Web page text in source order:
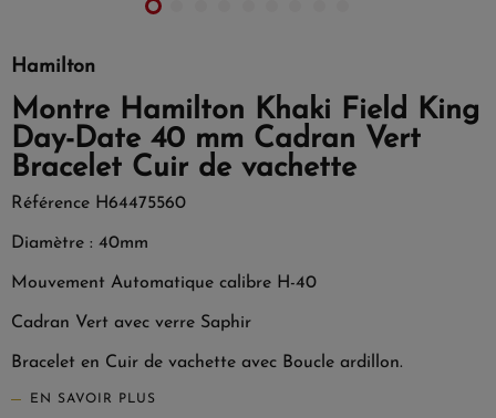
Hamilton
Montre Hamilton Khaki Field King
Day-Date 40 mm Cadran Vert
Bracelet Cuir de vachette
Référence H64475560
Diamètre : 40mm
Mouvement Automatique calibre H-40
Cadran Vert avec verre Saphir
Bracelet en Cuir de vachette avec Boucle ardillon.
EN SAVOIR PLUS